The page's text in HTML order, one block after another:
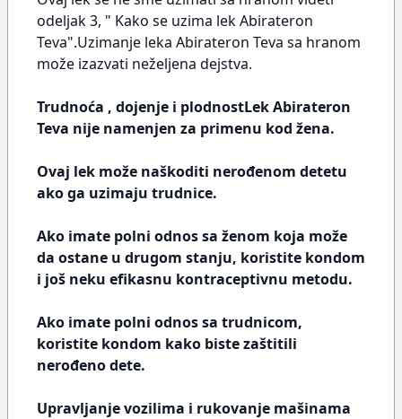
odeljak 3, " Kako se uzima lek Abirateron
Teva".Uzimanje leka Abirateron Teva sa hranom
može izazvati neželjena dejstva.
Trudnoća , dojenje i plodnostLek Abirateron
Teva nije namenjen za primenu kod žena.
Ovaj lek može naškoditi nerođenom detetu
ako ga uzimaju trudnice.
Ako imate polni odnos sa ženom koja može
da ostane u drugom stanju, koristite kondom
i još neku efikasnu kontraceptivnu metodu.
Ako imate polni odnos sa trudnicom,
koristite kondom kako biste zaštitili
nerođeno dete.
Upravljanje vozilima i rukovanje mašinama